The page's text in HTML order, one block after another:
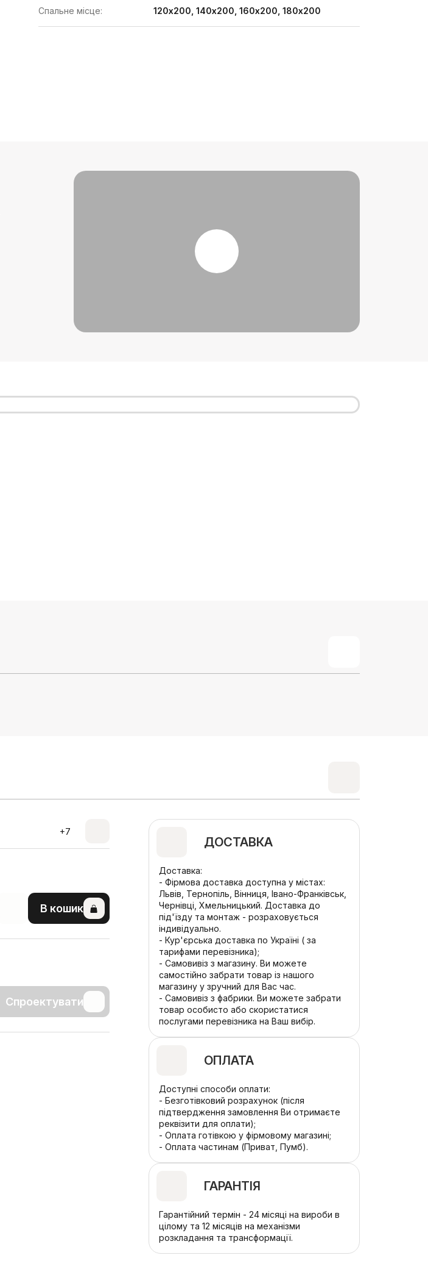
Спальне місце: 120х200, 140х200, 160х200, 180х200
+7
В кошик
Спроектувати
ДОСТАВКА
Доставка:
- Фірмова доставка доступна у містах:
Львів, Тернопіль, Вінниця, Івано-Франківськ,
Чернівці, Хмельницький. Доставка до
під'їзду та монтаж - розраховується
індивідуально.
- Кур'єрська доставка по Україні ( за
тарифами перевізника);
- Самовивіз з магазину. Ви можете
самостійно забрати товар із нашого
магазину у зручний для Вас час.
- Самовивіз з фабрики. Ви можете забрати
товар особисто або скористатися
послугами перевізника на Ваш вибір.
ОПЛАТА
Доступні способи оплати:
- Безготівковий розрахунок (після
підтвердження замовлення Ви отримаєте
реквізити для оплати);
- Оплата готівкою у фірмовому магазині;
- Оплата частинам (Приват, Пумб).
ГАРАНТІЯ
Гарантійний термін - 24 місяці на вироби в
цілому та 12 місяців на механізми
розкладання та трансформації.